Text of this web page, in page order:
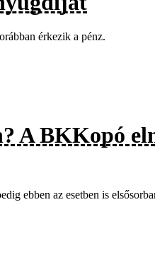
érkezik a pénz.
A BKKopó
ebben az esetben is